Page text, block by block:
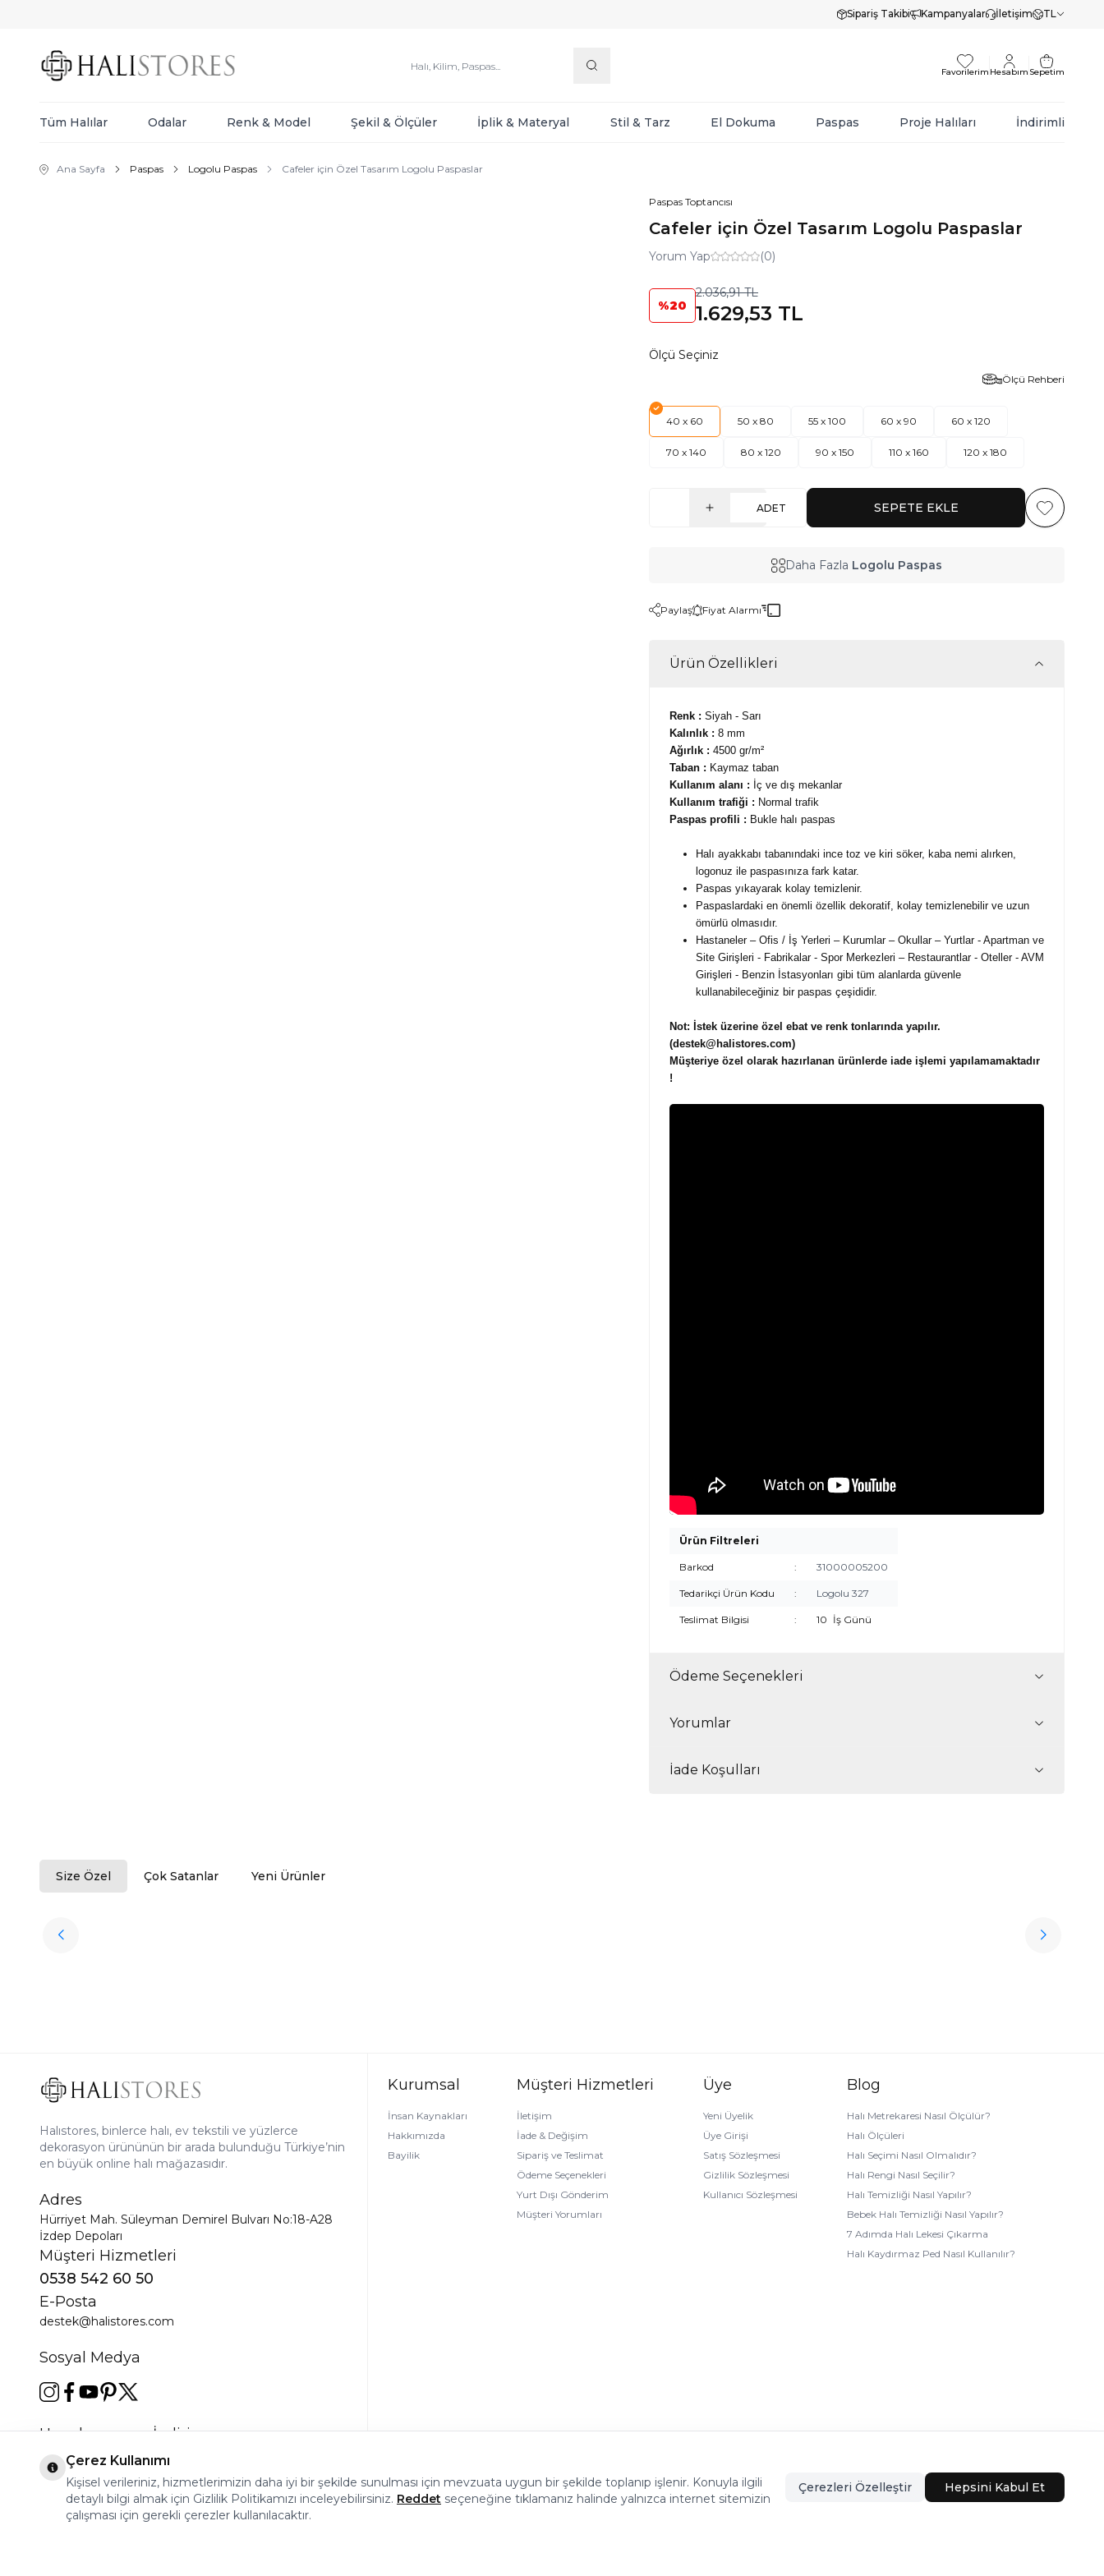
Sipariş Takibi Kampanyalar İletişim TL
Favorilerim Hesabım Sepetim
Tüm Halılar Odalar Renk & Model Şekil & Ölçüler İplik & Materyal Stil & Tarz El Dokuma Paspas Proje Halıları İndirimli
Ana Sayfa Paspas Logolu Paspas Cafeler için Özel Tasarım Logolu Paspaslar
Paspas Toptancısı
Cafeler için Özel Tasarım Logolu Paspaslar
Yorum Yap (0)
%20
2.036,91TL
1.629,53 TL
Ölçü Seçiniz
Ölçü Rehberi
40 x 60 50 x 80 55 x 100 60 x 90 60 x 120
70 x 140 80 x 120 90 x 150 110 x 160 120 x 180
ADET SEPETE EKLE Favoriye
Daha Fazla Logolu Paspas
Paylaş Fiyat Alarmı
Ürün Özellikleri
Renk : Siyah - Sarı
Kalınlık : 8 mm
Ağırlık : 4500 gr/m²
Taban : Kaymaz taban
Kullanım alanı : İç ve dış mekanlar
Kullanım trafiği : Normal trafik
Paspas profili : Bukle halı paspas
Halı ayakkabı tabanındaki ince toz ve kiri söker, kaba nemi alırken,
logonuz ile paspasınıza fark katar.
Paspas yıkayarak kolay temizlenir.
Paspaslardaki en önemli özellik dekoratif, kolay temizlenebilir ve uzun
ömürlü olmasıdır.
Hastaneler – Ofis / İş Yerleri – Kurumlar – Okullar – Yurtlar - Apartman ve
Site Girişleri - Fabrikalar - Spor Merkezleri – Restaurantlar - Oteller - AVM
Girişleri - Benzin İstasyonları gibi tüm alanlarda güvenle
kullanabileceğiniz bir paspas çeşididir.
Not: İstek üzerine özel ebat ve renk tonlarında yapılır.
(destek@halistores.com)
Müşteriye özel olarak hazırlanan ürünlerde iade işlemi yapılamamaktadır
!
Ürün Filtreleri
Barkod : 31000005200
Tedarikçi Ürün Kodu : Logolu 327
Teslimat Bilgisi : 10 İş Günü
Ödeme Seçenekleri
Yorumlar
İade Koşulları
Size Özel Çok Satanlar Yeni Ürünler
Favorilere Ekle
Halıstores
Halıstores, binlerce halı, ev tekstili ve yüzlerce
dekorasyon ürününün bir arada bulunduğu Türkiye’nin
en büyük online halı mağazasıdır.
Adres
Hürriyet Mah. Süleyman Demirel Bulvarı No:18-A28
İzdep Depoları
Müşteri Hizmetleri
0538 542 60 50
E-Posta
destek@halistores.com
Sosyal Medya
Uygulamamızı İndirin
Kurumsal
İnsan Kaynakları
Hakkımızda
Bayilik
Müşteri Hizmetleri
İletişim
İade & Değişim
Sipariş ve Teslimat
Ödeme Seçenekleri
Yurt Dışı Gönderim
Müşteri Yorumları
Üye
Yeni Üyelik
Üye Girişi
Satış Sözleşmesi
Gizlilik Sözleşmesi
Kullanıcı Sözleşmesi
Blog
Halı Metrekaresi Nasıl Ölçülür?
Halı Ölçüleri
Halı Seçimi Nasıl Olmalıdır?
Halı Rengi Nasıl Seçilir?
Halı Temizliği Nasıl Yapılır?
Bebek Halı Temizliği Nasıl Yapılır?
7 Adımda Halı Lekesi Çıkarma
Halı Kaydırmaz Ped Nasıl Kullanılır?
© 2026 Halı Stores Her Hakkı Saklıdır, Kopyalanamaz. Bu firma ETBİS’e kayıtlıdır.
Çerez Kullanımı
Kişisel verileriniz, hizmetlerimizin daha iyi bir şekilde sunulması için mevzuata uygun bir şekilde toplanıp işlenir. Konuyla ilgili
detaylı bilgi almak için Gizlilik Politikamızı inceleyebilirsiniz. Reddet seçeneğine tıklamanız halinde yalnızca internet sitemizin
çalışması için gerekli çerezler kullanılacaktır.
Çerezleri Özelleştir Hepsini Kabul Et